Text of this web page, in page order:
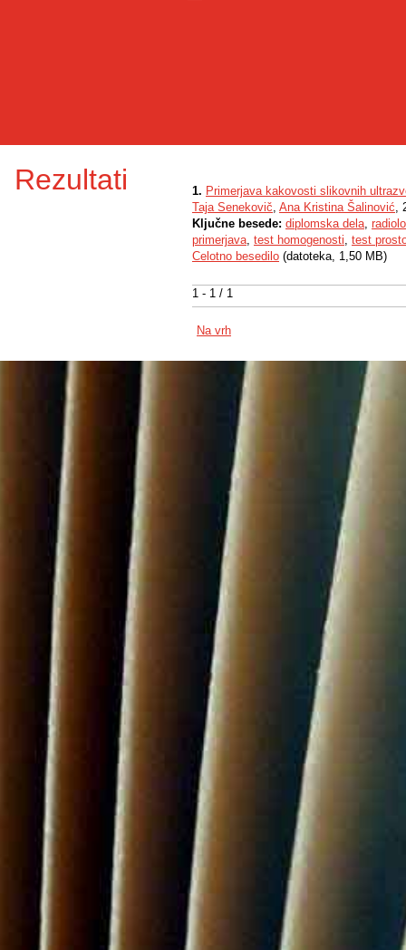
Rezultati
1 - 1 / 1
1. Primerjava kakovosti slikovnih
Taja Senekovič, Ana Kristina Šalinović,
Ključne besede: diplomska dela,
primerjava, test homogenosti, test
Celotno besedilo (datoteka, 1,50 MB)
Na vrh